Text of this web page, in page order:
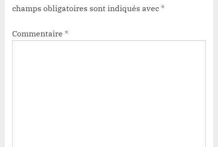
champs obligatoires sont indiqués avec *
Commentaire *